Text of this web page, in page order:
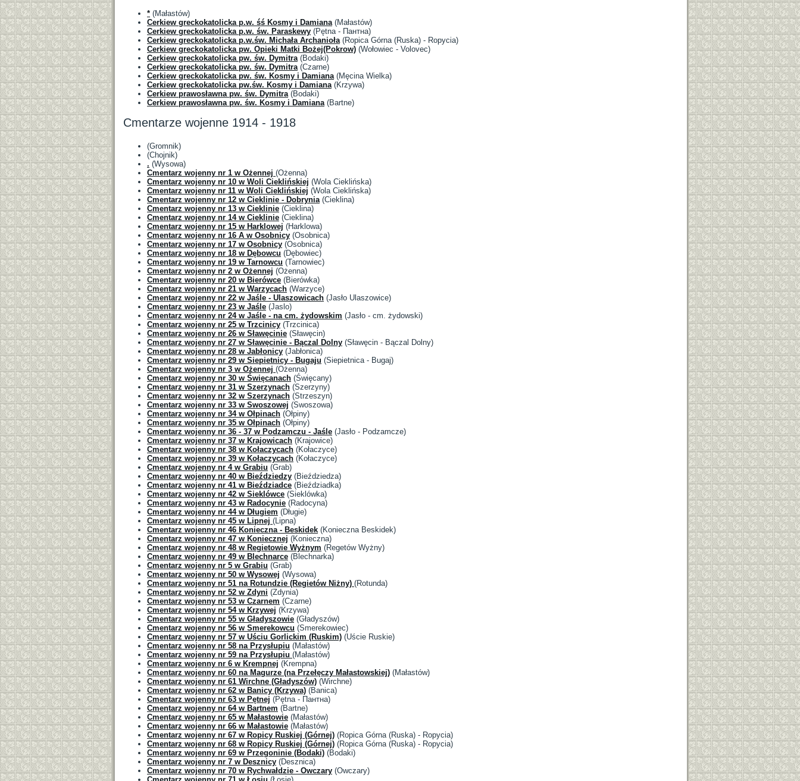
* (Małastów)
Cerkiew greckokatolicka p.w. śś Kosmy i Damiana(Małastów)
Cerkiew greckokatolicka p.w. św. Paraskewy (Pętna - Пантна)
Cerkiew greckokatolicka p.w.św. Michała Archanioła(Ropica Górna (Ruska) - Ropycia)
Cerkiew greckokatolicka pw. Opieki Matki Bożej(Pokrow) (Wołowiec - Volovec)
Cerkiew greckokatolicka pw. św. Dymitra(Bodaki)
Cerkiew greckokatolicka pw. św. Dymitra(Czarne)
Cerkiew greckokatolicka pw. św. Kosmy i Damiana(Męcina Wielka)
Cerkiew greckokatolicka pw.św. Kosmy i Damiana(Krzywa)
Cerkiew prawosławna pw. św. Dymitra(Bodaki)
Cerkiew prawosławna pw. św. Kosmy i Damiana(Bartne)
Cmentarze wojenne 1914 - 1918
(Gromnik)
(Chojnik)
. (Wysowa)
Cmentarz wojenny nr 1 w Ożennej (Ożenna)
Cmentarz wojenny nr 10 w Woli Cieklińskiej (Wola Cieklińska)
Cmentarz wojenny nr 11 w Woli Cieklińskiej (Wola Cieklińska)
Cmentarz wojenny nr 12 w Cieklinie - Dobrynia(Cieklina)
Cmentarz wojenny nr 13 w Cieklinie (Cieklina)
Cmentarz wojenny nr 14 w Cieklinie (Cieklina)
Cmentarz wojenny nr 15 w Harklowej (Harklowa)
Cmentarz wojenny nr 16 A w Osobnicy (Osobnica)
Cmentarz wojenny nr 17 w Osobnicy (Osobnica)
Cmentarz wojenny nr 18 w Dębowcu (Dębowiec)
Cmentarz wojenny nr 19 w Tarnowcu (Tarnowiec)
Cmentarz wojenny nr 2 w Ożennej (Ożenna)
Cmentarz wojenny nr 20 w Bierówce (Bierówka)
Cmentarz wojenny nr 21 w Warzycach (Warzyce)
Cmentarz wojenny nr 22 w Jaśle - Ulaszowicach (Jasło Ulaszowice)
Cmentarz wojenny nr 23 w Jaśle (Jaslo)
Cmentarz wojenny nr 24 w Jaśle - na cm. żydowskim (Jasło - cm. żydowski)
Cmentarz wojenny nr 25 w Trzcinicy (Trzcinica)
Cmentarz wojenny nr 26 w Sławęcinie (Sławęcin)
Cmentarz wojenny nr 27 w Sławęcinie - Bączal Dolny (Sławęcin - Bączal Dolny)
Cmentarz wojenny nr 28 w Jabłonicy (Jabłonica)
Cmentarz wojenny nr 29 w Siepietnicy - Bugaju (Siepietnica - Bugaj)
Cmentarz wojenny nr 3 w Ożennej (Ożenna)
Cmentarz wojenny nr 30 w Święcanach (Święcany)
Cmentarz wojenny nr 31 w Szerzynach (Szerzyny)
Cmentarz wojenny nr 32 w Szerzynach (Strzeszyn)
Cmentarz wojenny nr 33 w Swoszowej (Swoszowa)
Cmentarz wojenny nr 34 w Ołpinach (Ołpiny)
Cmentarz wojenny nr 35 w Ołpinach (Ołpiny)
Cmentarz wojenny nr 36 - 37 w Podzamczu - Jaśle (Jasło - Podzamcze)
Cmentarz wojenny nr 37 w Krajowicach (Krajowice)
Cmentarz wojenny nr 38 w Kołaczycach (Kołaczyce)
Cmentarz wojenny nr 39 w Kołaczycach (Kołaczyce)
Cmentarz wojenny nr 4 w Grabiu (Grab)
Cmentarz wojenny nr 40 w Bieździedzy (Bieździedza)
Cmentarz wojenny nr 41 w Bieździadce (Bieździadka)
Cmentarz wojenny nr 42 w Sieklówce (Sieklówka)
Cmentarz wojenny nr 43 w Radocynie (Radocyna)
Cmentarz wojenny nr 44 w Długiem (Długie)
Cmentarz wojenny nr 45 w Lipnej (Lipna)
Cmentarz wojenny nr 46 Konieczna - Beskidek (Konieczna Beskidek)
Cmentarz wojenny nr 47 w Koniecznej (Konieczna)
Cmentarz wojenny nr 48 w Regietowie Wyżnym (Regetów Wyżny)
Cmentarz wojenny nr 49 w Blechnarce (Blechnarka)
Cmentarz wojenny nr 5 w Grabiu (Grab)
Cmentarz wojenny nr 50 w Wysowej (Wysowa)
Cmentarz wojenny nr 51 na Rotundzie (Regietów Niżny) (Rotunda)
Cmentarz wojenny nr 52 w Zdyni (Zdynia)
Cmentarz wojenny nr 53 w Czarnem (Czarne)
Cmentarz wojenny nr 54 w Krzywej (Krzywa)
Cmentarz wojenny nr 55 w Gładyszowie (Gładyszów)
Cmentarz wojenny nr 56 w Smerekowcu (Smerekowiec)
Cmentarz wojenny nr 57 w Uściu Gorlickim (Ruskim) (Uście Ruskie)
Cmentarz wojenny nr 58 na Przysłupiu (Małastów)
Cmentarz wojenny nr 59 na Przysłupiu (Małastów)
Cmentarz wojenny nr 6 w Krempnej (Krempna)
Cmentarz wojenny nr 60 na Magurze (na Przełęczy Małastowskiej) (Małastów)
Cmentarz wojenny nr 61 Wirchne (Gładyszów) (Wirchne)
Cmentarz wojenny nr 62 w Banicy (Krzywa) (Banica)
Cmentarz wojenny nr 63 w Pętnej (Pętna - Пантна)
Cmentarz wojenny nr 64 w Bartnem (Bartne)
Cmentarz wojenny nr 65 w Małastowie (Małastów)
Cmentarz wojenny nr 66 w Małastowie (Małastów)
Cmentarz wojenny nr 67 w Ropicy Ruskiej (Górnej) (Ropica Górna (Ruska) - Ropycia)
Cmentarz wojenny nr 68 w Ropicy Ruskiej (Górnej) (Ropica Górna (Ruska) - Ropycia)
Cmentarz wojenny nr 69 w Przegoninie (Bodaki) (Bodaki)
Cmentarz wojenny nr 7 w Desznicy (Desznica)
Cmentarz wojenny nr 70 w Rychwałdzie - Owczary (Owczary)